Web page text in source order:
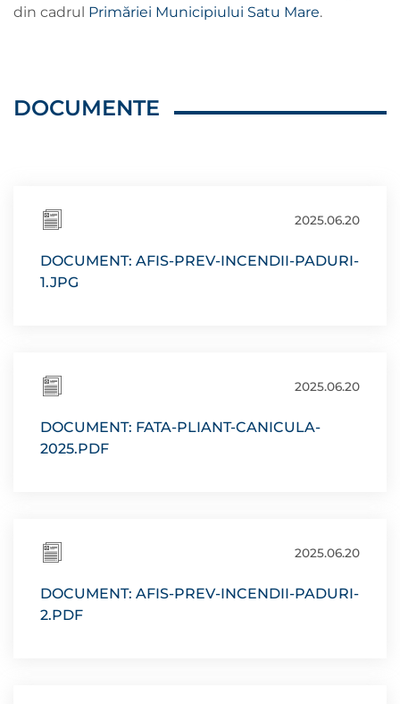
din cadrul Primăriei Municipiului Satu Mare.
DOCUMENTE
2025.06.20
DOCUMENT: AFIS-PREV-INCENDII-PADURI-
1.JPG
2025.06.20
DOCUMENT: FATA-PLIANT-CANICULA-
2025.PDF
2025.06.20
DOCUMENT: AFIS-PREV-INCENDII-PADURI-
2.PDF